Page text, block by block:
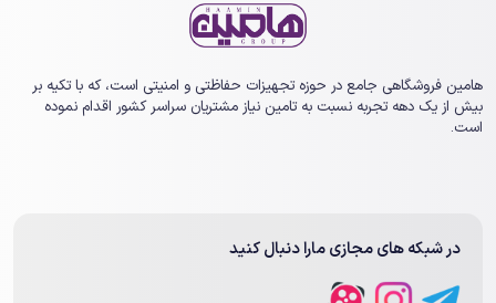
هامین فروشگاهی جامع در حوزه تجهیزات حفاظتی و امنیتی است، که با تکیه بر
بیش از یک ‏دهه تجربه نسبت به تامین نیاز مشتریان سراسر کشور اقدام نموده
است.
در شبکه های مجازی مارا دنبال کنید